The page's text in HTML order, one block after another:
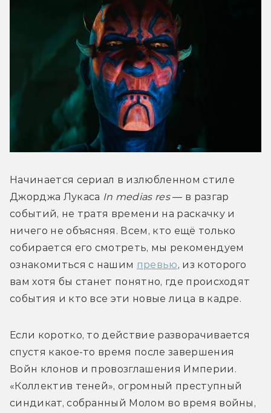
Начинается сериал в излюбленном стиле
Джорджа Лукаса In medias res — в разгар
событий, не тратя времени на раскачку и
ничего не объясняя. Всем, кто ещё только
собирается его смотреть, мы рекомендуем
ознакомиться с нашим превью, из которого
вам хотя бы станет понятно, где происходят
события и кто все эти новые лица в кадре.
Если коротко, то действие разворачивается
спустя какое-то время после завершения
Войн клонов и провозглашения Империи.
«Коллектив теней», огромный преступный
синдикат, собранный Молом во время войны,